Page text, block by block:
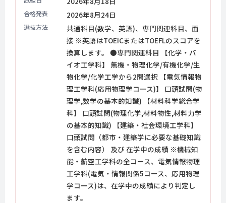
合格発表 2026年8月24日
選抜方法
共通科目(数学、英語)、専門関連科目、面
接 ※英語はTOEICまたはTOEFLのスコアを
換算します。 ●専門関連科目 【化学・バ
イオ工学科】 無機・物理化学/有機化学/生
物化学/化学工学から2問選択 【電気情報物
理工学科(応用物理学コース)】 口頭試問(物
理学,数学の基本的知識) 【材料科学総合学
科】 口頭試問(物理化学,材料物性,材料力学
の基本的知識) 【建築・社会環境工学科】
口頭試問（都市・建築学に必要な基礎知識
を含む内容） 及び 在学中の成績 ※機械知
能・航空工学科の全コース、電気情報物理
工学科(電気・情報関係5コース、応用物理
学コース)は、在学中の成績により判定し
ます。